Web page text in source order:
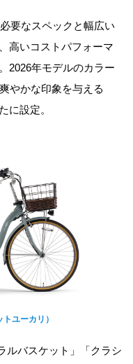
要なスペックと幅広い
高いコストパフォーマ
2026年モデルのカラー
やかな印象を与える
に設定。
ユーカリ）
ルバスケット」「クラシ